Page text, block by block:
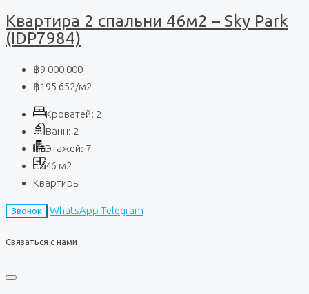
Квартира 2 спальни 46м2 – Sky Park
(IDP7984)
฿9 000 000
฿195 652/м2
Кроватей: 2
Ванн: 2
Этажей: 7
46 м2
Квартиры
Звонок WhatsApp Telegram
Связаться с нами